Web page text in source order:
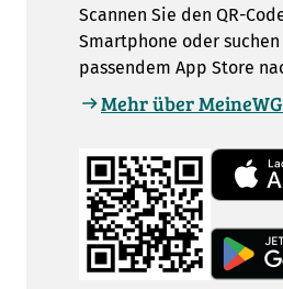
Scannen Sie den QR-
Smartphone oder
passendem App Store
Mehr über